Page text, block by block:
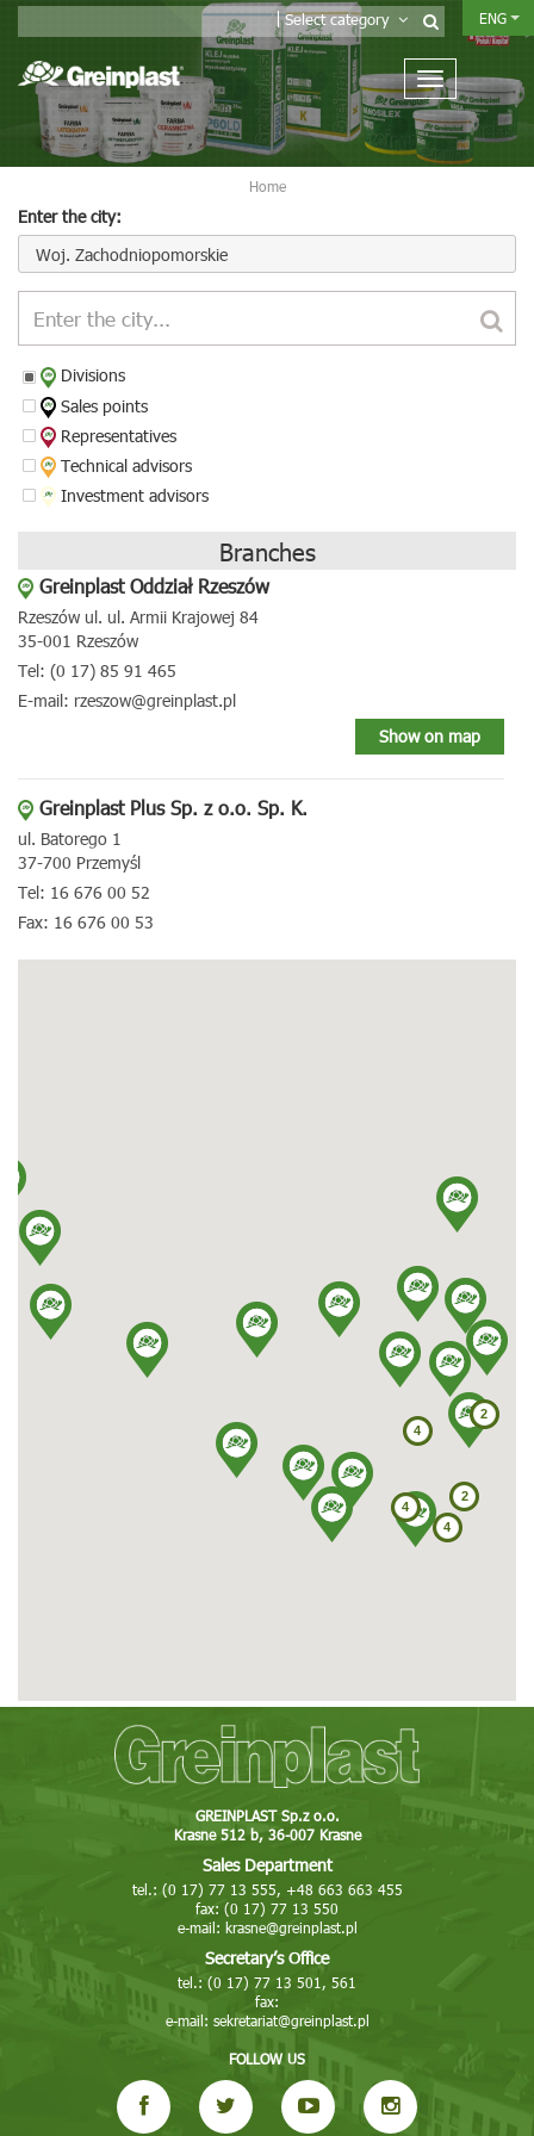
Select category ENG
Home
Enter the city:
Woj. Zachodniopomorskie
Divisions
Sales points
Representatives
Technical advisors
Investment advisors
Branches
Greinplast Oddział Rzeszów
Rzeszów ul. ul. Armii Krajowej 84
35-001 Rzeszów
Tel: (0 17) 85 91 465
E-mail: rzeszow@greinplast.pl
Show on map
Greinplast Plus Sp. z o.o. Sp. K.
ul. Batorego 1
37-700 Przemyśl
Tel: 16 676 00 52
Fax: 16 676 00 53
E-mail: greinplastlubaczow@greinplast.pl
More
Show on map
Greinplast Podkarpacie Sp. z o.o.
ul. Pużaka 28
38-400 Krosno
Tel: 13 432 75 75, 13 420 34 21 do 28
E-mail: greinplast@greinplast.com.pl
More
Show on map
Stara Bircza 127
Tel: 16 642 77 71, 605 051 297
E-mail: bircza@greinplast.pl
More
Greinplast Bis Sp. z o.o.
Nowa Huta ul. Pysocice 7A
Tel: 12 681 02 02, 663 663 410
Fax: 12 681 02 03
4
4
2
2
4
GREINPLAST Sp.z o.o.
Krasne 512 b, 36-007 Krasne
Sales Department
tel.: (0 17) 77 13 555, +48 663 663 455
fax: (0 17) 77 13 550
e-mail: krasne@greinplast.pl
Secretary’s Office
tel.: (0 17) 77 13 501, 561
fax:
e-mail: sekretariat@greinplast.pl
FOLLOW US